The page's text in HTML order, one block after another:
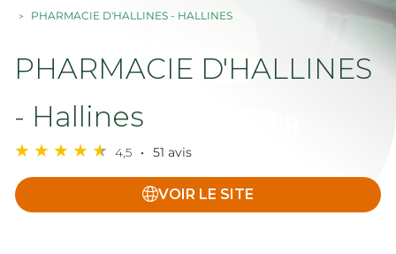
PHARMACIE D'HALLINES - HALLINES
PHARMACIE D'HALLINES
- Hallines
4,5 51 avis
VOIR LE SITE